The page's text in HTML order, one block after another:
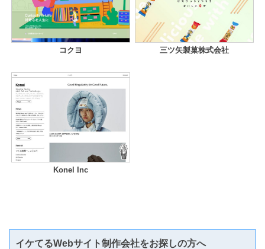
コクヨ 三ツ矢製菓株式会社
Konel Inc
イケてるWebサイト制作会社をお探しの方へ